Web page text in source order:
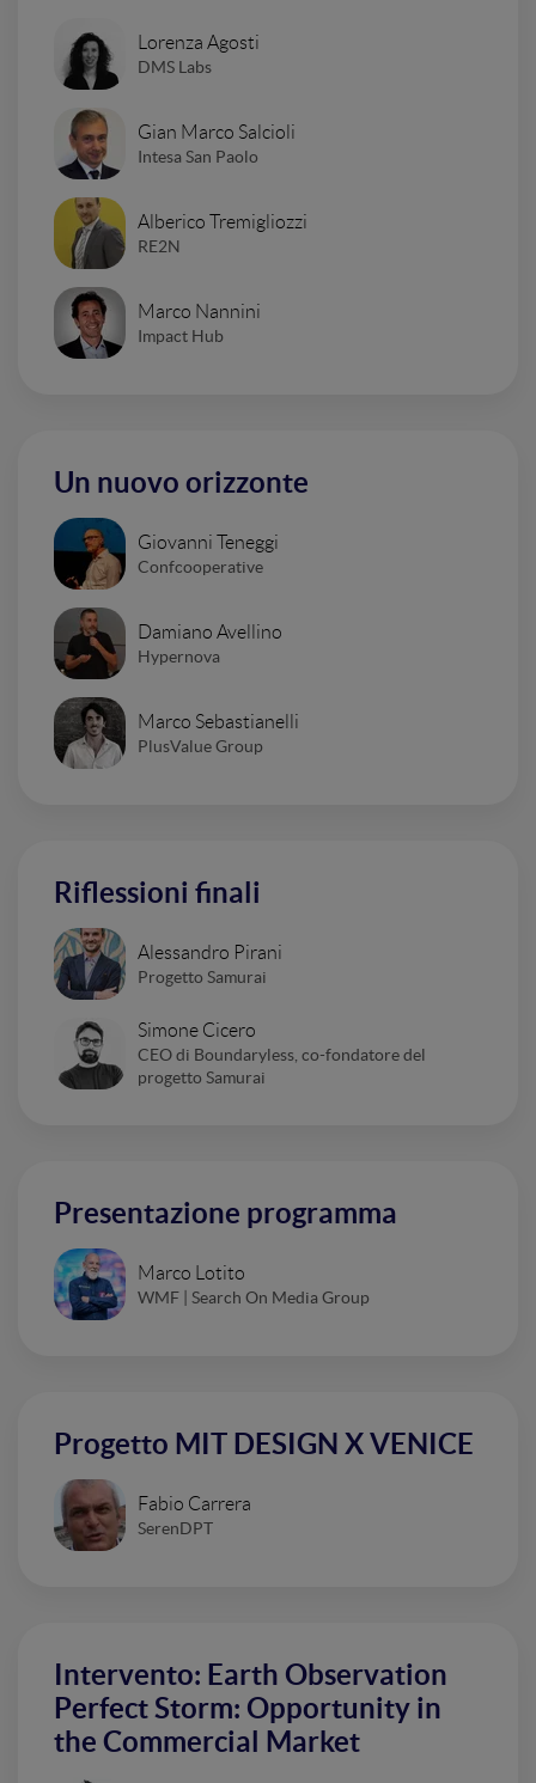
Lorenza Agosti
DMS Labs
Gian Marco Salcioli
Intesa San Paolo
Alberico Tremigliozzi
RE2N
Marco Nannini
Impact Hub
Un nuovo orizzonte
Giovanni Teneggi
Confcooperative
Damiano Avellino
Hypernova
Marco Sebastianelli
PlusValue Group
Riflessioni finali
Alessandro Pirani
Progetto Samurai
Simone Cicero
CEO di Boundaryless, co-fondatore del
progetto Samurai
Presentazione programma
Marco Lotito
WMF | Search On Media Group
Progetto MIT DESIGN X VENICE
Fabio Carrera
SerenDPT
Intervento: Earth Observation
Perfect Storm: Opportunity in
the Commercial Market